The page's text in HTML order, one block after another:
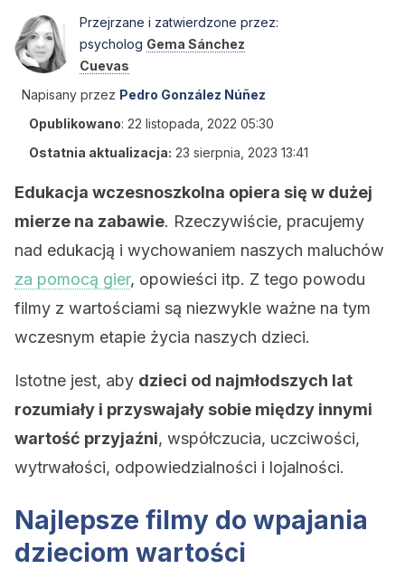
Przejrzane i zatwierdzone przez:
psycholog Gema Sánchez
Cuevas
Napisany przez Pedro González Núñez
Opublikowano: 22 listopada, 2022 05:30
Ostatnia aktualizacja: 23 sierpnia, 2023 13:41
Edukacja wczesnoszkolna opiera się w dużej
mierze na zabawie. Rzeczywiście, pracujemy
nad edukacją i wychowaniem naszych maluchów
za pomocą gier, opowieści itp. Z tego powodu
filmy z wartościami są niezwykle ważne na tym
wczesnym etapie życia naszych dzieci.
Istotne jest, aby dzieci od najmłodszych lat
rozumiały i przyswajały sobie między innymi
wartość przyjaźni, współczucia, uczciwości,
wytrwałości, odpowiedzialności i lojalności.
Najlepsze filmy do wpajania
dzieciom wartości